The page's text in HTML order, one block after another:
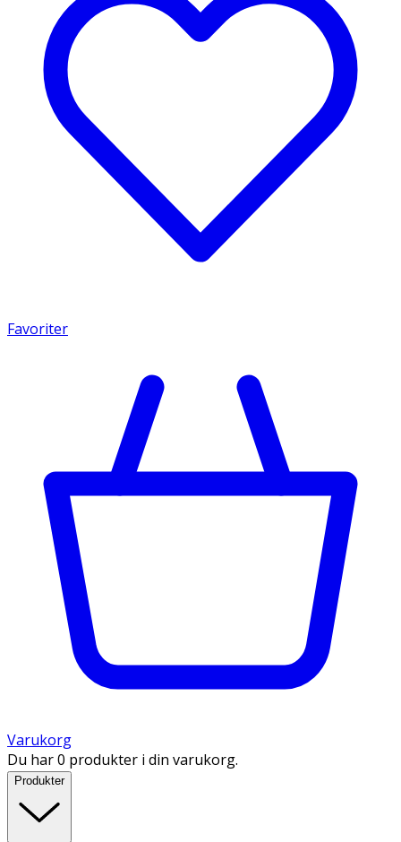
Favoriter
Varukorg
Du har 0 produkter i din varukorg.
Produkter